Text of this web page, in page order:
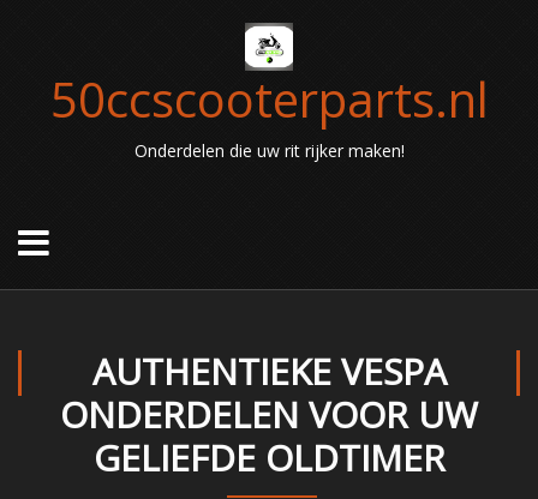
50ccscooterparts.nl
Onderdelen die uw rit rijker maken!
AUTHENTIEKE VESPA
ONDERDELEN VOOR UW
GELIEFDE OLDTIMER